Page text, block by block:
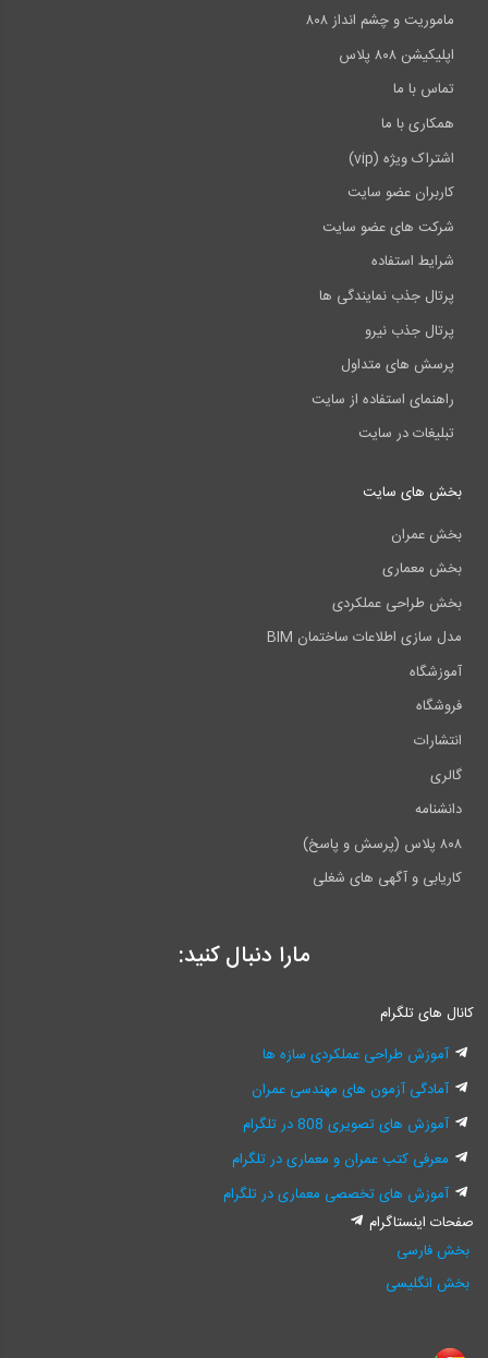
ماموریت و چشم انداز ۸۰۸
اپلیکیشن ۸۰۸ پلاس
تماس با ما
همکاری با ما
اشتراک ویژه (vip)
کاربران عضو سایت
شرکت های عضو سایت
شرایط استفاده
پرتال جذب نمایندگی ها
پرتال جذب نیرو
پرسش های متداول
راهنمای استفاده از سایت
تبلیغات در سایت
بخش های سایت
بخش عمران
بخش معماری
بخش طراحی عملکردی
مدل سازی اطلاعات ساختمان BIM
آموزشگاه
فروشگاه
انتشارات
گالری
دانشنامه
۸۰۸ پلاس (پرسش و پاسخ)
کاریابی و آگهی های شغلی
مارا دنبال کنید:
کانال های تلگرام
آموزش طراحی عملکردی سازه ها
آمادگی آزمون های مهندسی عمران
آموزش های تصویری 808 در تلگرام
معرفی کتب عمران و معماری در تلگرام
آموزش های تخصصی معماری در تلگرام
صفحات اینستاگرام
بخش فارسی
بخش انگلیسی